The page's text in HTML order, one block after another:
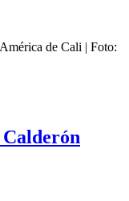
de Cali | Foto: